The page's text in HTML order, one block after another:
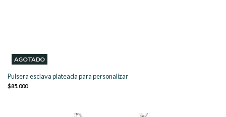
AGOTADO
Pulsera esclava plateada para personalizar
$85.000